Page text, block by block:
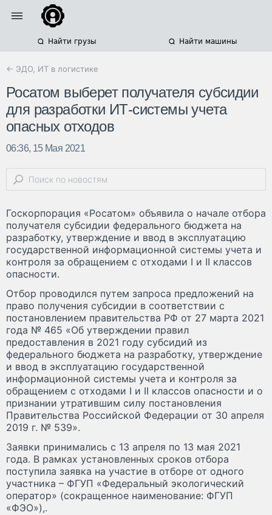
Найти грузы Найти машины
← ЭДО, ИТ в логистике
Росатом выберет получателя субсидии
для разработки ИТ-системы учета
опасных отходов
06:36, 15 Мая 2021
Госкорпорация «Росатом» объявила о начале отбора
получателя субсидии федерального бюджета на
разработку, утверждение и ввод в эксплуатацию
государственной информационной системы учета и
контроля за обращением с отходами I и II классов
опасности.
Отбор проводился путем запроса предложений на
право получения субсидии в соответствии с
постановлением правительства РФ от 27 марта 2021
года № 465 «Об утверждении правил
предоставления в 2021 году субсидий из
федерального бюджета на разработку, утверждение
и ввод в эксплуатацию государственной
информационной системы учета и контроля за
обращением с отходами I и II классов опасности и о
признании утратившим силу постановления
Правительства Российской Федерации от 30 апреля
2019 г. № 539».
Заявки принимались с 13 апреля по 13 мая 2021
года. В рамках установленных сроков отбора
поступила заявка на участие в отборе от одного
участника – ФГУП «Федеральный экологический
оператор» (сокращенное наименование: ФГУП
«ФЭО»),.